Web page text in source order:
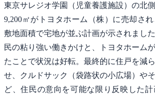
東京サレジオ学園（児童養護施設）の北
9,200㎡がトヨタホーム（株）に売却さ
敷地面積で宅地が並ぶ計画が示されまし
民の粘り強い働きかけと、トヨタホーム
たことで状況は好転。最終的に住戸を減
せ、クルドサック（袋路状の小広場）や
ど、住民の意向を可能な限り反映した